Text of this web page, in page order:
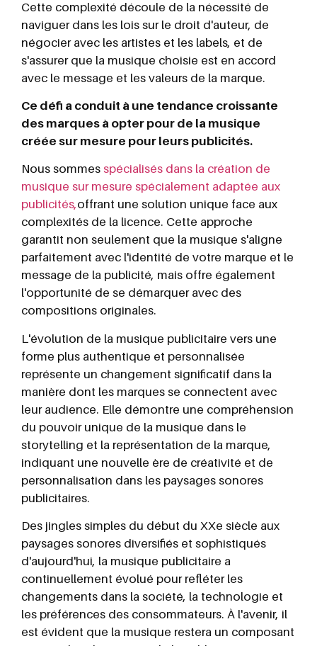
Cette complexité découle de la nécessité de
naviguer dans les lois sur le droit d'auteur, de
négocier avec les artistes et les labels, et de
s'assurer que la musique choisie est en accord
avec le message et les valeurs de la marque.
Ce défi a conduit à une tendance croissante
des marques à opter pour de la musique
créée sur mesure pour leurs publicités.
Nous sommes spécialisés dans la création de
musique sur mesure spécialement adaptée aux
publicités,offrant une solution unique face aux
complexités de la licence. Cette approche
garantit non seulement que la musique s'aligne
parfaitement avec l'identité de votre marque et le
message de la publicité, mais offre également
l'opportunité de se démarquer avec des
compositions originales.
L'évolution de la musique publicitaire vers une
forme plus authentique et personnalisée
représente un changement significatif dans la
manière dont les marques se connectent avec
leur audience. Elle démontre une compréhension
du pouvoir unique de la musique dans le
storytelling et la représentation de la marque,
indiquant une nouvelle ère de créativité et de
personnalisation dans les paysages sonores
publicitaires.
Des jingles simples du début du XXe siècle aux
paysages sonores diversifiés et sophistiqués
d'aujourd'hui, la musique publicitaire a
continuellement évolué pour refléter les
changements dans la société, la technologie et
les préférences des consommateurs. À l'avenir, il
est évident que la musique restera un composant